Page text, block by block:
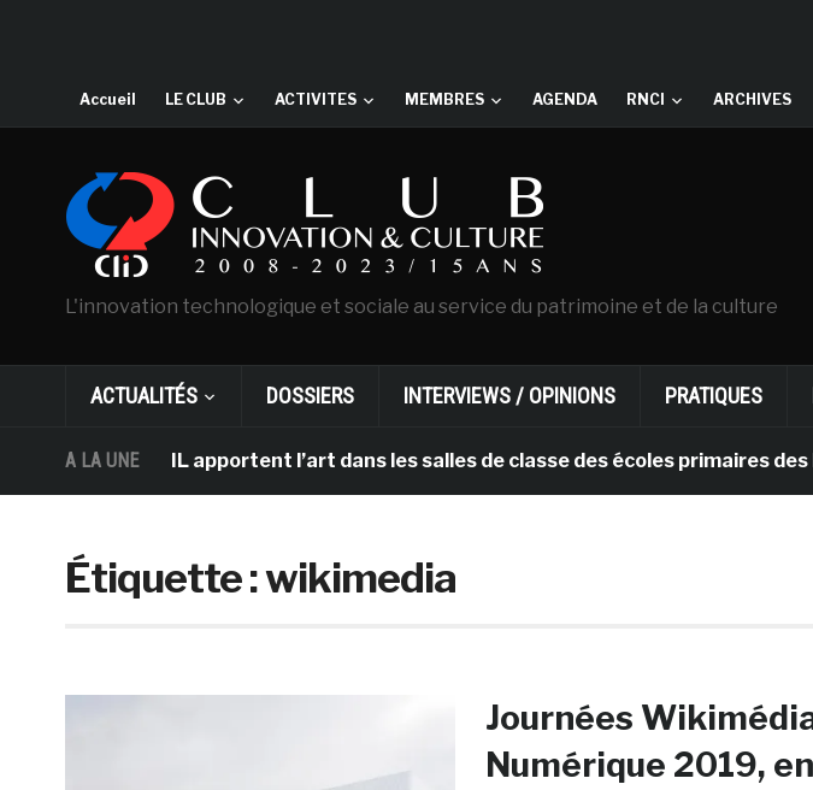
Accueil LE CLUB ACTIVITES MEMBRES AGENDA RNCI ARCHIVES
L'innovation technologique et sociale au service du patrimoine et de la culture
ACTUALITÉS DOSSIERS INTERVIEWS / OPINIONS PRATIQUES
A LA UNE
et DHL apportent l’art dans les salles de classe des écoles primaires des Pays-
Étiquette :wikimedia
Journées
Numérique 2019,